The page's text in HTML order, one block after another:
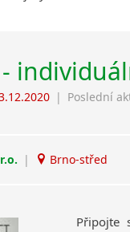
| Poslední
| Brno-střed
Připojte